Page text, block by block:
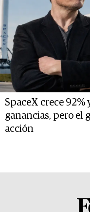
SpaceX crece 92%
ganancias, pero el
acción